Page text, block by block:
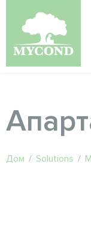
Дом / Solutions /